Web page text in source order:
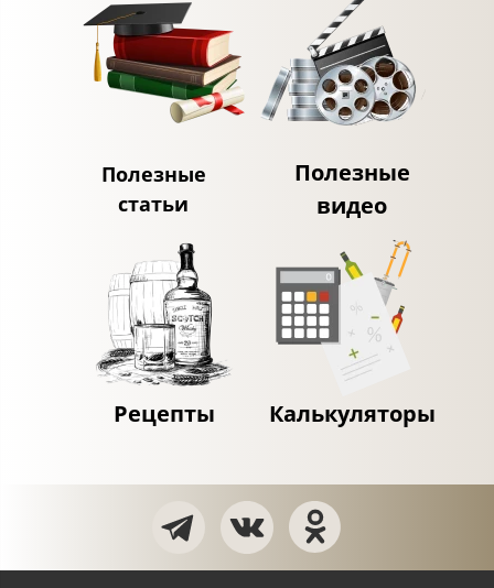
Полезные
статьи
Полезные
видео
Рецепты Калькуляторы